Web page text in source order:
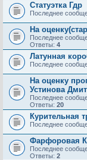
Статуэтка Гдр
Последнее
На
Последнее
Ответы: 4
Латунная
Последнее
На оценку
Устинова
Последнее
Ответы: 20
Курительная
Последнее
Фарфоровая
Последнее
Ответы: 2